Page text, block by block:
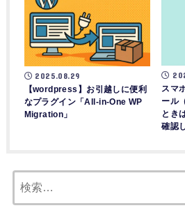
2025.08.29
【wordpress】お引越しに便利
なプラグイン「All-in-One WP
Migration」
スマ
ール
とき
確認
索: